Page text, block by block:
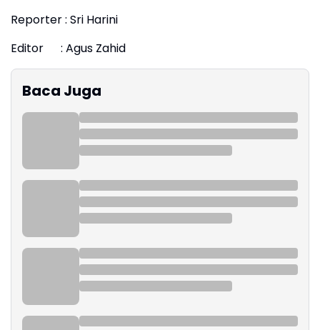
Reporter : Sri Harini
Editor : Agus Zahid
Baca Juga